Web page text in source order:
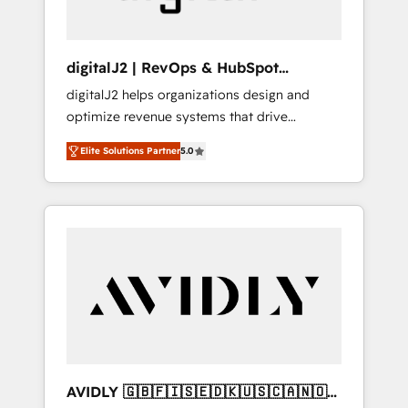
digitalJ2 | RevOps & HubSpot
Implementations
digitalJ2 helps organizations design and
optimize revenue systems that drive
scalable, predictable growth. As a triple-
accredited HubSpot Solutions Partner, we
specialize in both strategic RevOps planning
and hands-on technical execution - building
Services - Managed IT (MSP) - Franchises -
Professional Services - And more! How we
Custom integrations and workflow
Elite Solutions Partner5.0
AVIDLY 🇬🇧🇫🇮🇸🇪🇩🇰🇺🇸🇨🇦🇳🇴